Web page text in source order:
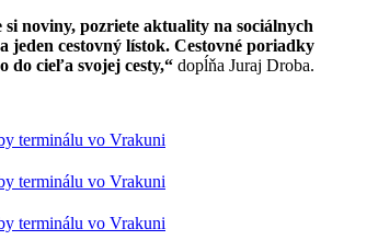
noviny, pozriete aktuality na sociálnych
cestovný lístok. Cestovné poriadky
do cieľa svojej cesty,“ dopĺňa Juraj Droba.